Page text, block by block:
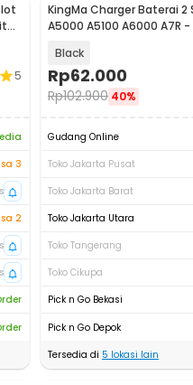
5
3
2
KingMa Charger Baterai 2
A5000 A5100 A6000 A7R -
Black
Rp62.000
Rp102.900 40%
Gudang Online
Toko Jakarta Pusat
Toko Jakarta Barat
Toko Jakarta Utara
Toko Tangerang
Toko Cikupa
Pick n Go Bekasi
Pick n Go Depok
Tersedia di 5 lokasi lain